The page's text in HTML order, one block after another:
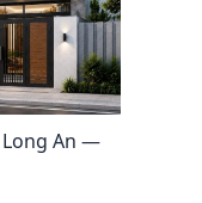
An —